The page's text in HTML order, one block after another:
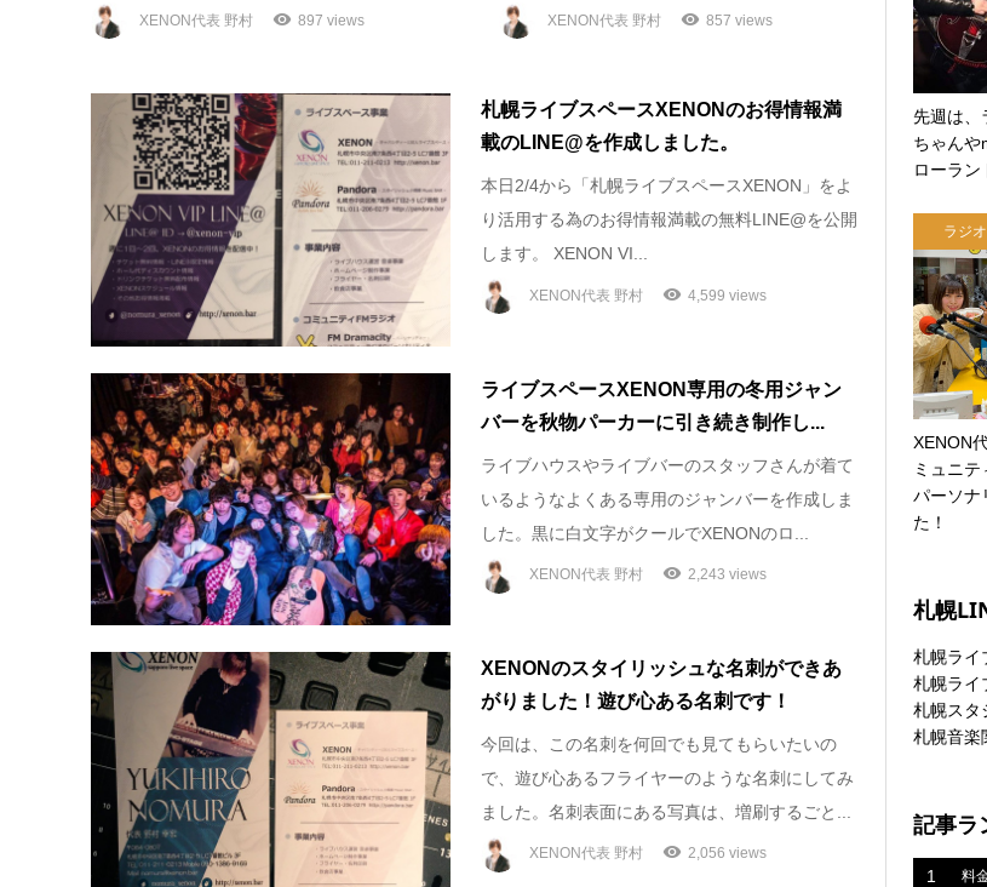
XENON代表 野村 897 views XENON代表 野村 857 views
札幌ライブスペースXENONのお得情報満
載のLINE@を作成しました。
本日2/4から「札幌ライブスペースXENON」をよ
り活用する為のお得情報満載の無料LINE@を公開
します。‬ ‪XENON VI...
XENON代表 野村 4,599 views
ライブスペースXENON専用の冬用ジャン
バーを秋物パーカーに引き続き制作し...
ライブハウスやライブバーのスタッフさんが着て
いるようなよくある専用のジャンバーを作成しま
した。黒に白文字がクールでXENONのロ...
XENON代表 野村 2,243 views
XENONのスタイリッシュな名刺ができあ
がりました！遊び心ある名刺です！
今回は、この名刺を何回でも見てもらいたいの
で、遊び心あるフライヤーのような名刺にしてみ
ました。名刺表面にある写真は、増刷するごと...
XENON代表 野村 2,056 views
先週は、
ちゃんや
ローラン
ラジ
XENON
ミュニ
パーソナ
た！
札幌
札幌ライ
札幌ライ
札幌スタ
札幌音楽
記事ラ
1 料